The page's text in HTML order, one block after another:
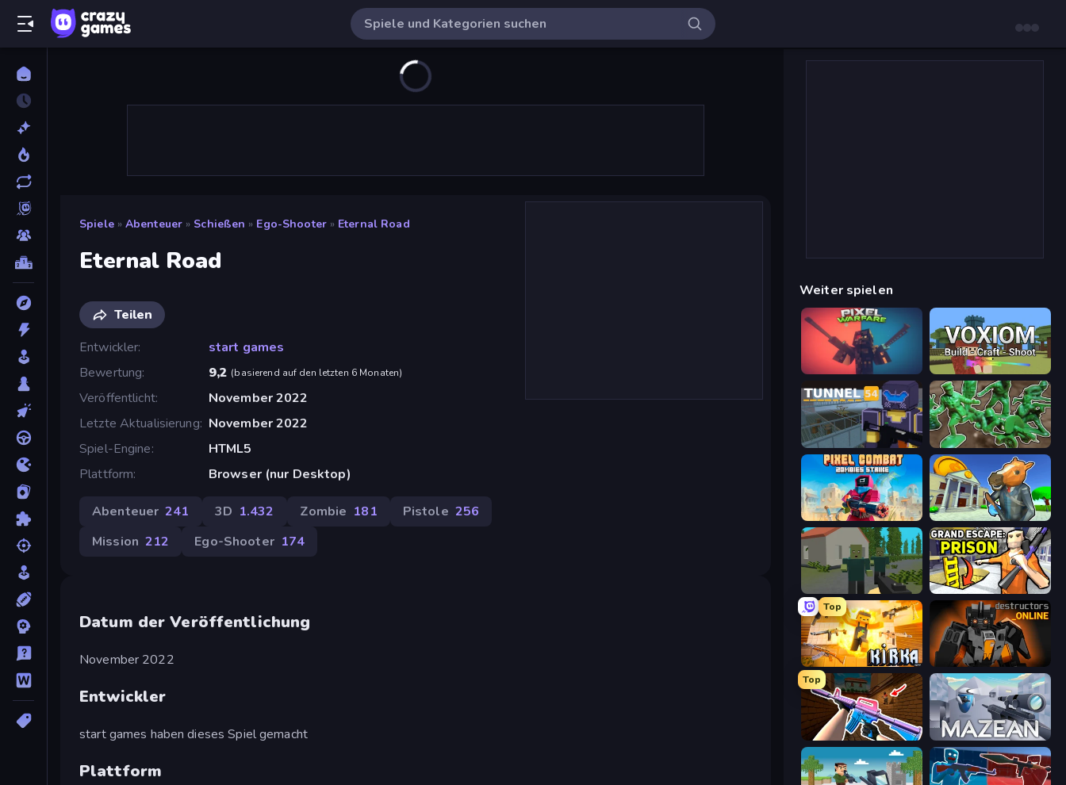
Spiele » Abenteuer » Schießen » Ego-Shooter » Eternal Road
Eternal Road
Teilen
Entwickler
start games
Bewertung
9,2 (basierend auf den letzten 6 Monaten)
Veröffentlicht
November 2022
Letzte Aktualisierung November 2022
Spiel-Engine
HTML5
Plattform
Browser (nur Desktop)
Abenteuer 241 3D 1.432 Zombie 181 Pistole 256
Mission 212 Ego-Shooter 174
Datum der Veröffentlichung
November 2022
Entwickler
start games haben dieses Spiel gemacht
Plattform
Weiter spielen
Pixel Warfare Voxiom.io
Tunnel 54 Soldiers - Capture and Control!
Pixel Combat: Zombies Strike Bank Robbery 3
Grand Escape: Prison
Top
Kirka.io Destructors Online
Top
KS Z Mazean